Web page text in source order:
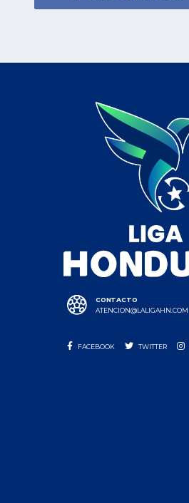
CONTACTO
ATENCION@LALIGAHN.COM
FACEBOOK TWITTER